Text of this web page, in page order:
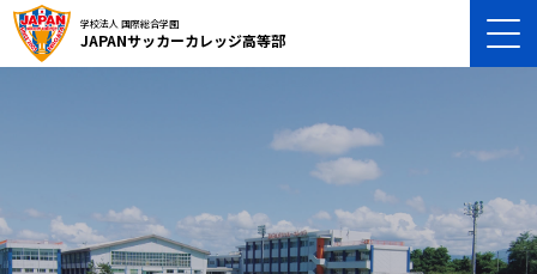
学校法人 国際総合学園
JAPANサッカーカレッジ高等部